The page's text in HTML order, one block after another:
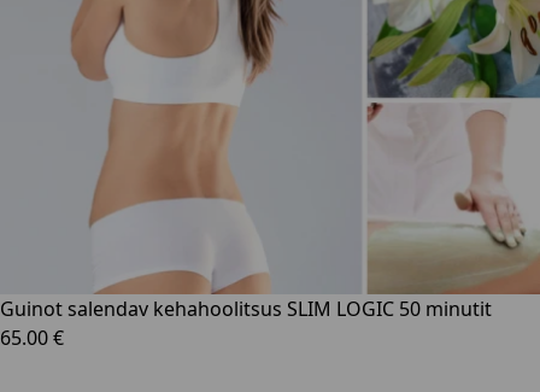
Guinot salendav kehahoolitsus SLIM LOGIC 50 minutit
65.00 €